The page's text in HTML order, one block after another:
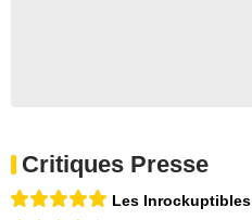
Critiques Presse
Les Inrockuptibles